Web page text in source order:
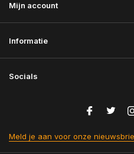
Mijn account
Informatie
Socials
Meld je aan voor onze